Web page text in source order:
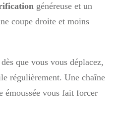
généreuse et un
coupe droite et moins
dès que vous vous déplacez,
régulièrement. Une chaîne
émoussée vous fait forcer